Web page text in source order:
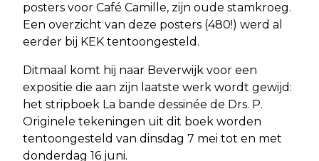
posters voor Café Camille, zijn oude stamkroeg.
Een overzicht van deze posters (480!) werd al
eerder bij KEK tentoongesteld.
Ditmaal komt hij naar Beverwijk voor een
expositie die aan zijn laatste werk wordt gewijd:
het stripboek La bande dessinée de Drs. P.
Originele tekeningen uit dit boek worden
tentoongesteld van dinsdag 7 mei tot en met
donderdag 16 juni.